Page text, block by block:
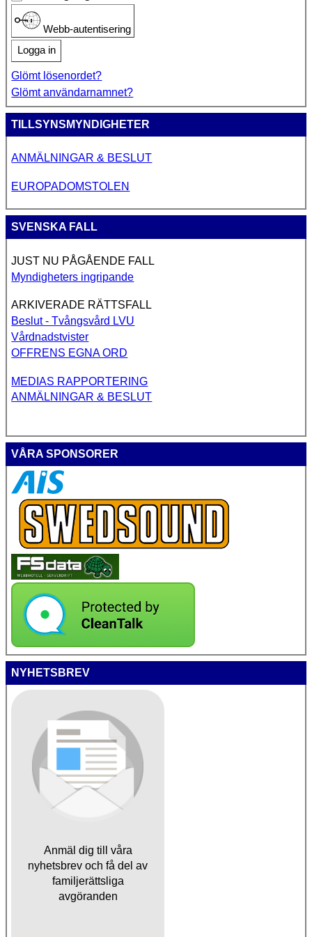
Webb-autentisering
Logga in
Glömt lösenordet?
Glömt användarnamnet?
TILLSYNSMYNDIGHETER
ANMÄLNINGAR & BESLUT
EUROPADOMSTOLEN
SVENSKA FALL
JUST NU PÅGÅENDE FALL
Myndigheters ingripande
ARKIVERADE RÄTTSFALL
Beslut - Tvångsvård LVU
Vårdnadstvister
OFFRENS EGNA ORD
MEDIAS RAPPORTERING
ANMÄLNINGAR & BESLUT
VÅRA SPONSORER
NYHETSBREV
Anmäl dig till våra
nyhetsbrev och få del av
familjerättsliga
avgöranden